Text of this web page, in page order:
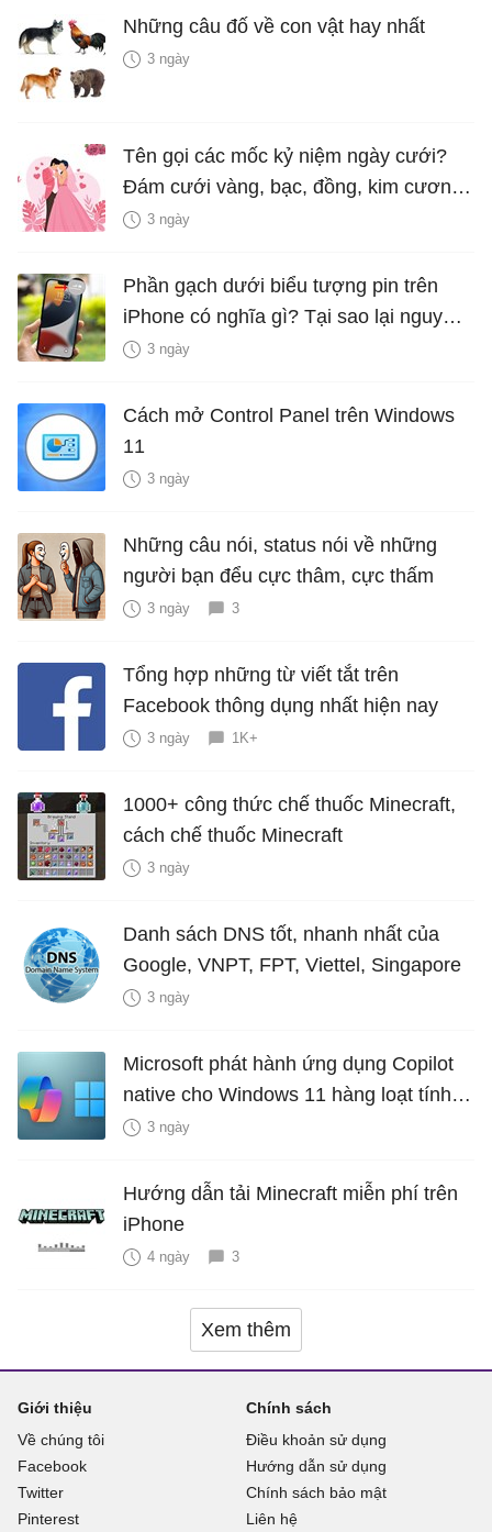
Những câu đố về con vật hay nhất
3 ngày
Tên gọi các mốc kỷ niệm ngày cưới?
Đám cưới vàng, bạc, đồng, kim cương
là bao nhiêu năm?
3 ngày
Phần gạch dưới biểu tượng pin trên
iPhone có nghĩa gì? Tại sao lại nguy
hiểm?
3 ngày
Cách mở Control Panel trên Windows
11
3 ngày
Những câu nói, status nói về những
người bạn đểu cực thâm, cực thấm
3 ngày 3
Tổng hợp những từ viết tắt trên
Facebook thông dụng nhất hiện nay
3 ngày 1K+
1000+ công thức chế thuốc Minecraft,
cách chế thuốc Minecraft
3 ngày
Danh sách DNS tốt, nhanh nhất của
Google, VNPT, FPT, Viettel, Singapore
3 ngày
Microsoft phát hành ứng dụng Copilot
native cho Windows 11 hàng loạt tính
năng mới Hữu Ích
3 ngày
Hướng dẫn tải Minecraft miễn phí trên
iPhone
4 ngày 3
Xem thêm
Giới thiệu
Về chúng tôi
Facebook
Twitter
Pinterest
Chính sách
Điều khoản sử dụng
Hướng dẫn sử dụng
Chính sách bảo mật
Liên hệ